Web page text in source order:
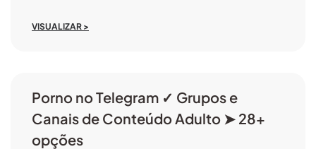
VISUALIZAR >
Porno no Telegram ✓ Grupos e
Canais de Conteúdo Adulto ➤ 28+
opções